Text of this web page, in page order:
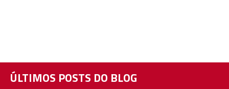
ÚLTIMOS POSTS DO BLOG